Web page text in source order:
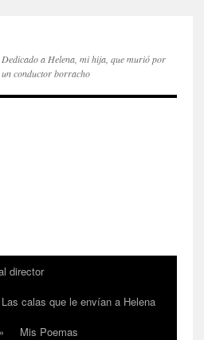
Dedicado a Helena, mi hija, que murió por
un conductor borracho
director
Las calas que le envían a Helena
Mis Poemas